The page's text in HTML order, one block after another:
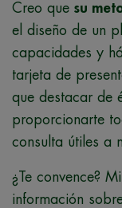
Creo que su
el diseño de un
capacidades y
tarjeta de
que destacar de
proporcionarte
consulta útiles a
¿Te convence?
información